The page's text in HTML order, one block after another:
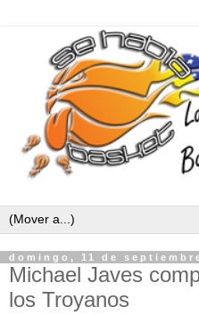
domingo, 11 de
Michael Javes
los Troyanos